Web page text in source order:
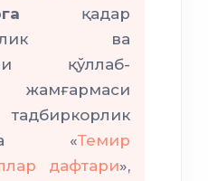
солиғи
50 фоизга
1 миллион
қадар
ва
қўллаб-
«Темир
дафтари»,